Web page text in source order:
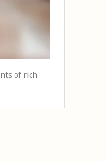
of rich